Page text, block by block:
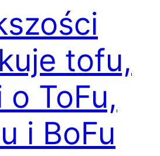
tofu,
ToFu,
i BoFu